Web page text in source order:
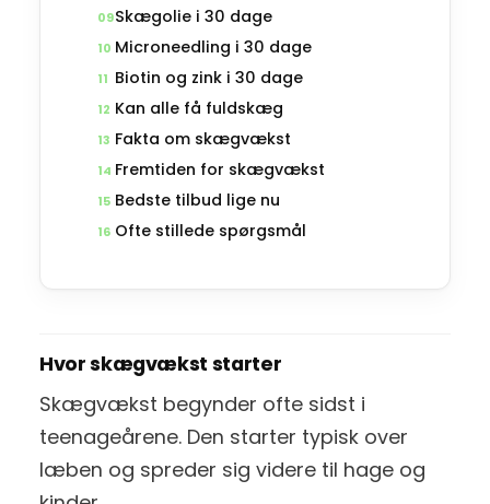
09Skægolie i 30 dage
10 Microneedling i 30 dage
11 Biotin og zink i 30 dage
12 Kan alle få fuldskæg
13 Fakta om skægvækst
14 Fremtiden for skægvækst
15 Bedste tilbud lige nu
16 Ofte stillede spørgsmål
Hvor skægvækst starter
Skægvækst begynder ofte sidst i
teenageårene. Den starter typisk over
læben og spreder sig videre til hage og